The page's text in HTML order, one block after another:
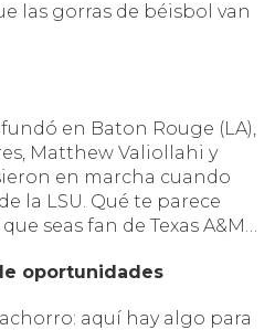
las gorras de béisbol van
en Baton Rouge (LA),
Matthew Valiollahi y
en marcha cuando
la LSU. Qué te parece
seas fan de Texas A&M…
oportunidades
aquí hay algo para